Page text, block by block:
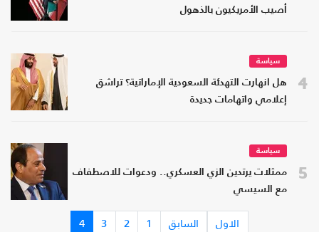
أصيب الأمريكيون بالذهول
4
سياسة
هل انهارت التهدئة السعودية الإماراتية؟ تراشق
إعلامي واتهامات جديدة
5
سياسة
ممثلات يرتدين الزي العسكري.. ودعوات للاصطفاف
مع السيسي
الاول السابق 1
2
3
4